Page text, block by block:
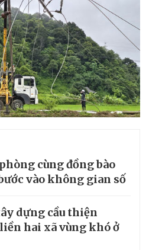
cùng đồng bào
vào không gian số
dựng cầu thiện
hai xã vùng khó ở